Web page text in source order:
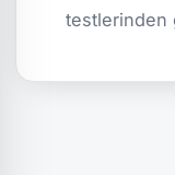
testlerinden